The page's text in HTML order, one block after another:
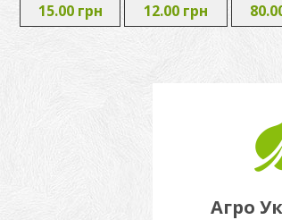
15.00 грн
12.00 грн
Агро